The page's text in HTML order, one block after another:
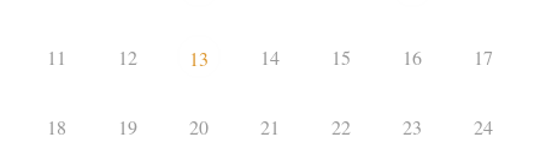
11 12 13 14 15 16 17
18 19 20 21 22 23 24